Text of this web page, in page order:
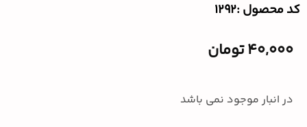
کد محصول :‌1292
40,000تومان
در انبار موجود نمی باشد